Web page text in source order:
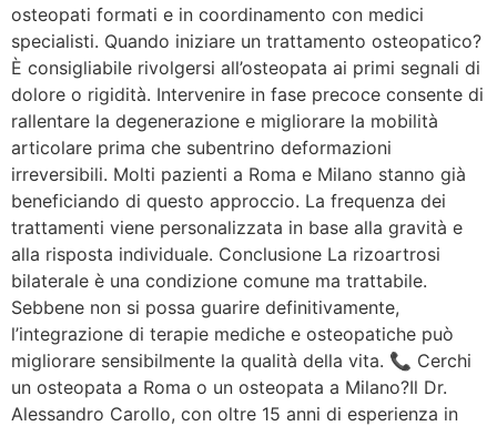
osteopati formati e in coordinamento con medici
specialisti. Quando iniziare un trattamento osteopatico?
È consigliabile rivolgersi all’osteopata ai primi segnali di
dolore o rigidità. Intervenire in fase precoce consente di
rallentare la degenerazione e migliorare la mobilità
articolare prima che subentrino deformazioni
irreversibili. Molti pazienti a Roma e Milano stanno già
beneficiando di questo approccio. La frequenza dei
trattamenti viene personalizzata in base alla gravità e
alla risposta individuale. Conclusione La rizoartrosi
bilaterale è una condizione comune ma trattabile.
Sebbene non si possa guarire definitivamente,
l’integrazione di terapie mediche e osteopatiche può
migliorare sensibilmente la qualità della vita. 📞 Cerchi
un osteopata a Roma o un osteopata a Milano?Il Dr.
Alessandro Carollo, con oltre 15 anni di esperienza in